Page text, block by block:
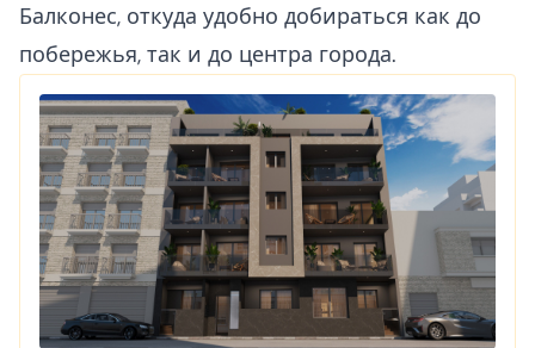
Балконес, откуда удобно добираться как до
побережья, так и до центра города.